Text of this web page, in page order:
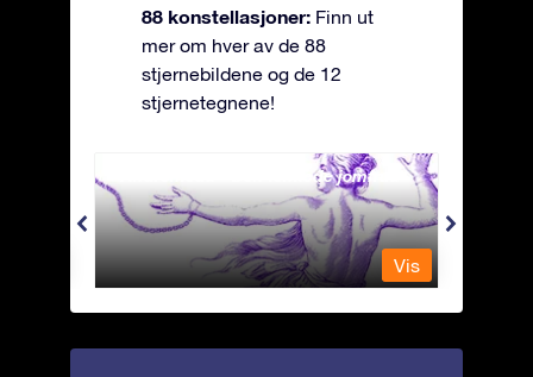
88 konstellasjoner: Finn ut
mer om hver av de 88
stjernebildene og de 12
stjernetegnene!
Andromeda - Den lenkede jomfrua
Vis